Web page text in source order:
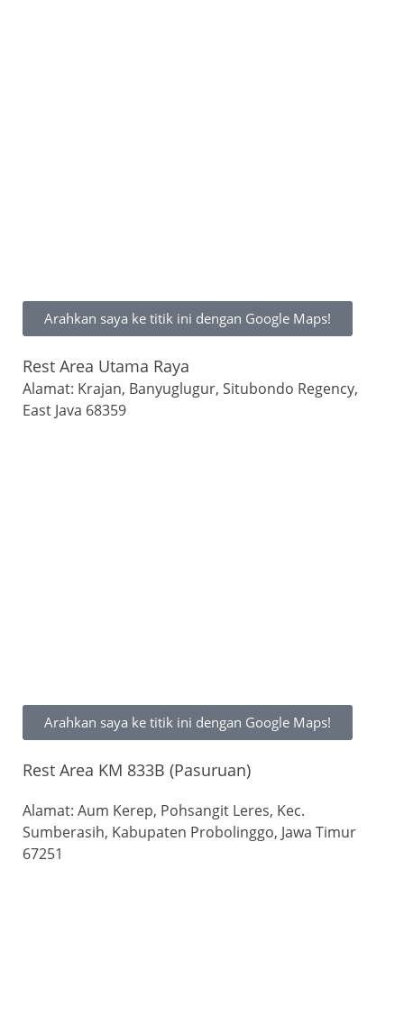
Arahkan saya ke titik ini dengan Google Maps!
Rest Area Utama Raya
Alamat: Krajan, Banyuglugur, Situbondo Regency,
East Java 68359
Arahkan saya ke titik ini dengan Google Maps!
Rest Area KM 833B (Pasuruan)
Alamat: Aum Kerep, Pohsangit Leres, Kec.
Sumberasih, Kabupaten Probolinggo, Jawa Timur
67251